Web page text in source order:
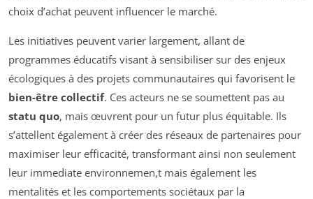
choix d’achat peuvent influencer le marché.
Les initiatives peuvent varier largement, allant de
programmes éducatifs visant à sensibiliser sur des enjeux
écologiques à des projets communautaires qui favorisent le
bien-être collectif. Ces acteurs ne se soumettent pas au
statu quo, mais œuvrent pour un futur plus équitable. Ils
s’attellent également à créer des réseaux de partenaires pour
maximiser leur efficacité, transformant ainsi non seulement
leur immediate environnemen,t mais également les
mentalités et les comportements sociétaux par la